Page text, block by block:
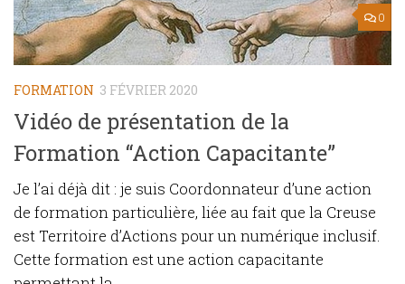
0
FORMATION 3 FÉVRIER 2020
Vidéo de présentation de la
Formation “Action Capacitante”
Je l’ai déjà dit : je suis Coordonnateur d’une action
de formation particulière, liée au fait que la Creuse
est Territoire d’Actions pour un numérique inclusif.
Cette formation est une action capacitante